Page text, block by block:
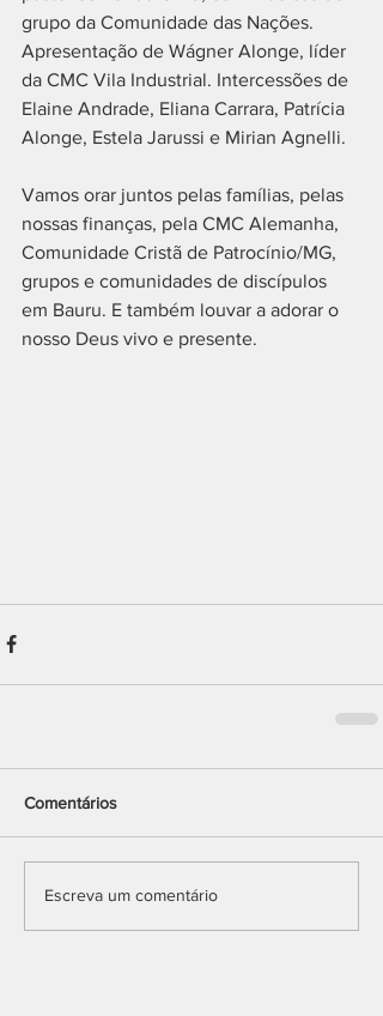
grupo da Comunidade das Nações.
Apresentação de Wágner Alonge, líder
da CMC Vila Industrial. Intercessões de
Elaine Andrade, Eliana Carrara, Patrícia
Alonge, Estela Jarussi e Mirian Agnelli.
Vamos orar juntos pelas famílias, pelas
nossas finanças, pela CMC Alemanha,
Comunidade Cristã de Patrocínio/MG,
grupos e comunidades de discípulos
em Bauru. E também louvar a adorar o
nosso Deus vivo e presente.
Comentários
Escreva um comentário